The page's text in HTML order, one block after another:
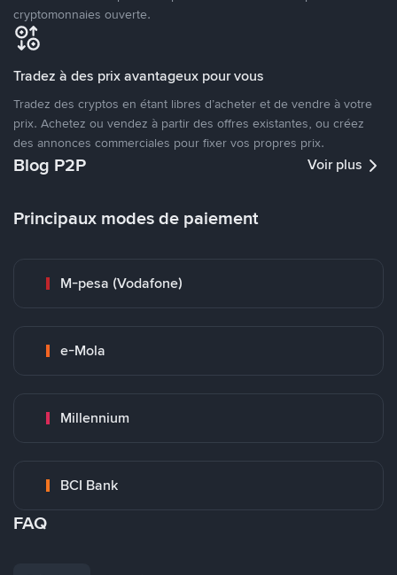
cryptomonnaies ouverte.
Tradez à des prix avantageux pour vous
Tradez des cryptos en étant libres d’acheter et de vendre à votre
prix. Achetez ou vendez à partir des offres existantes, ou créez
des annonces commerciales pour fixer vos propres prix.
Blog P2P Voir plus
Principaux modes de paiement
M-pesa (Vodafone)
e-Mola
Millennium
BCI Bank
FAQ